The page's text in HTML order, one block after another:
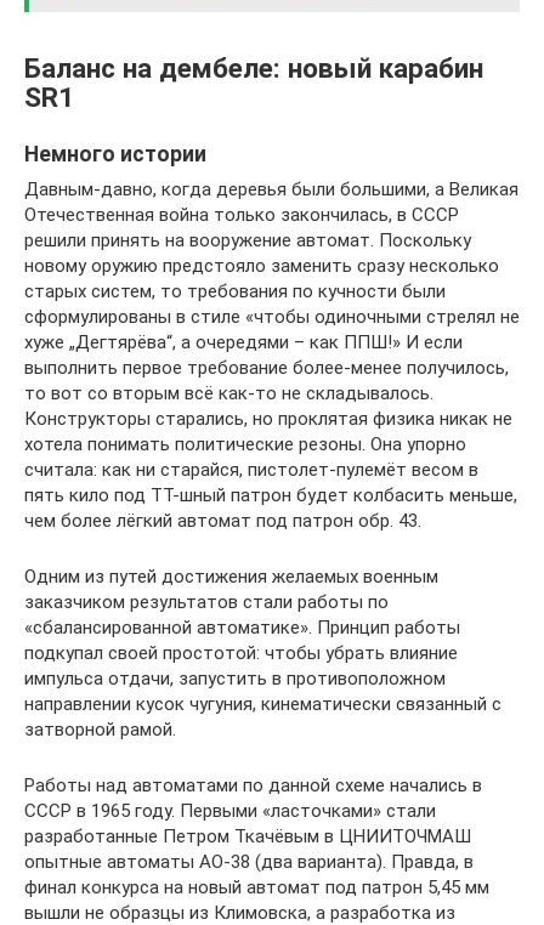
Баланс на дембеле: новый карабин
SR1
Немного истории
Давным-давно, когда деревья были большими, а Великая
Отечественная война только закончилась, в СССР
решили принять на вооружение автомат. Поскольку
новому оружию предстояло заменить сразу несколько
старых систем, то требования по кучности были
сформулированы в стиле «чтобы одиночными стрелял не
хуже „Дегтярёва“, а очередями – как ППШ!» И если
выполнить первое требование более-менее получилось,
то вот со вторым всё как-то не складывалось.
Конструкторы старались, но проклятая физика никак не
хотела понимать политические резоны. Она упорно
считала: как ни старайся, пистолет-пулемёт весом в
пять кило под ТТ-шный патрон будет колбасить меньше,
чем более лёгкий автомат под патрон обр. 43.
Одним из путей достижения желаемых военным
заказчиком результатов стали работы по
«сбалансированной автоматике». Принцип работы
подкупал своей простотой: чтобы убрать влияние
импульса отдачи, запустить в противоположном
направлении кусок чугуния, кинематически связанный с
затворной рамой.
Работы над автоматами по данной схеме начались в
СССР в 1965 году. Первыми «ласточками» стали
разработанные Петром Ткачёвым в ЦНИИТОЧМАШ
опытные автоматы АО-38 (два варианта). Правда, в
финал конкурса на новый автомат под патрон 5,45 мм
вышли не образцы из Климовска, а разработка из